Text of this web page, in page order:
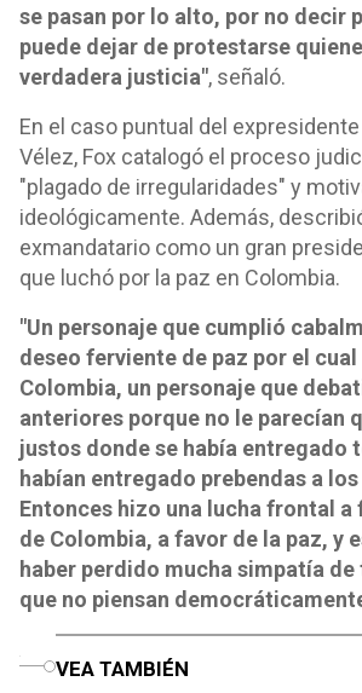
se pasan por lo alto, por no decir
puede dejar de protestarse
verdadera justicia", señaló.
En el caso puntual del expresidente
Vélez, Fox catalogó el proceso
"plagado de irregularidades" y
ideológicamente. Además,
exmandatario como un gran
que luchó por la paz en Colombia.
"Un personaje que cumplió
deseo ferviente de paz por el cual
Colombia, un personaje que
anteriores porque no le parecían
justos donde se había entregado
habían entregado prebendas a
Entonces hizo una lucha frontal a
de Colombia, a favor de la paz, y
haber perdido mucha simpatía
que no piensan
VEA TAMBIÉN